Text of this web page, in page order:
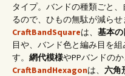
タイプ。バンドの種類ごと
るので、ひもの無駄が減らせ
CraftBandSquareは、 基本の
目や、バンド色と編み目を
す。 網代模様やPPバンドの
CraftBandHexagonは、 六角